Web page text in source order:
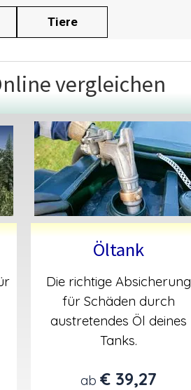
▼
Tiere
vergleichen
Öltank
Die richtige Absicherung
für Schäden durch
austretendes Öl deines
Tanks.
ab € 39,27